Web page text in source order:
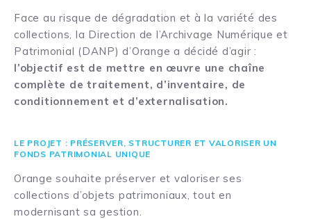
Face au risque de dégradation et à la variété des
collections, la Direction de l’Archivage Numérique et
Patrimonial (DANP) d’Orange a décidé d’agir :
l’objectif est de mettre en œuvre une chaîne
complète de traitement, d’inventaire, de
conditionnement et d’externalisation.
LE PROJET : PRÉSERVER, STRUCTURER ET VALORISER UN
FONDS PATRIMONIAL UNIQUE
Orange souhaite préserver et valoriser ses
collections d’objets patrimoniaux, tout en
modernisant sa gestion.